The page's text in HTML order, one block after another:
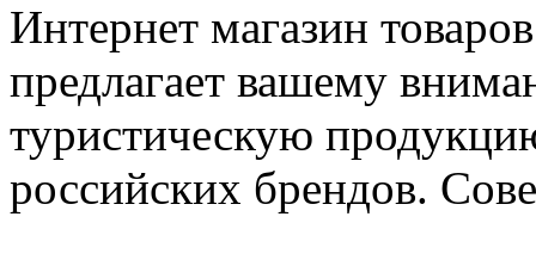
Интернет магазин
предлагает вашему
туристическую
российских брендов.